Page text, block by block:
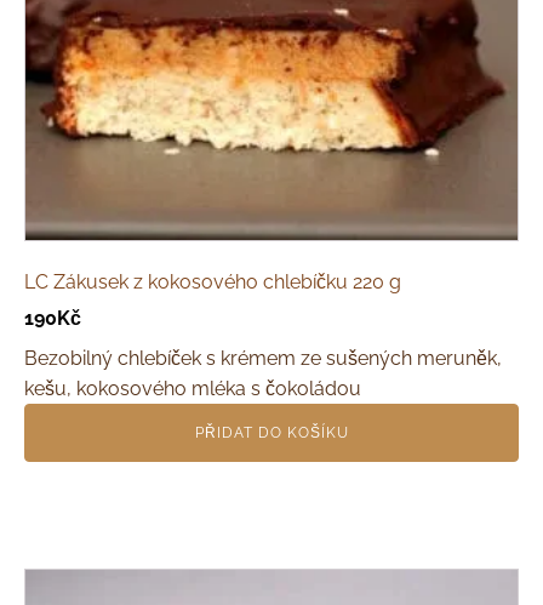
LC Zákusek z kokosového chlebíčku 220 g
190Kč
Bezobilný chlebíček s krémem ze sušených meruněk,
kešu, kokosového mléka s čokoládou
PŘIDAT DO KOŠÍKU